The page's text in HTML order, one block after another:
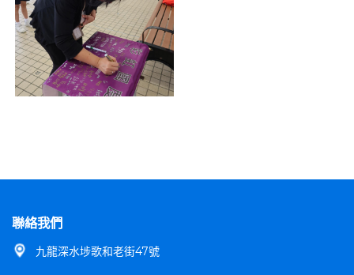
聯絡我們
九龍深水埗歌和老街47號